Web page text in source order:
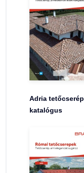
Adria tetőcserép
katalógus